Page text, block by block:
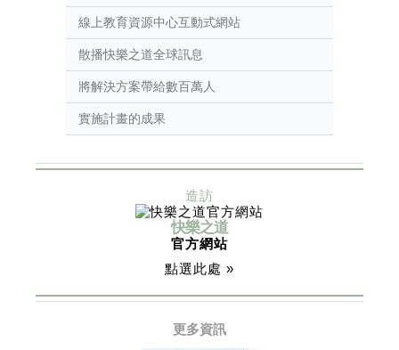
線上教育資源中心互動式網站
散播快樂之道全球訊息
將解決方案帶給數百萬人
實施計畫的成果
造訪
快樂之道
官方網站
點選此處 »
更多資訊